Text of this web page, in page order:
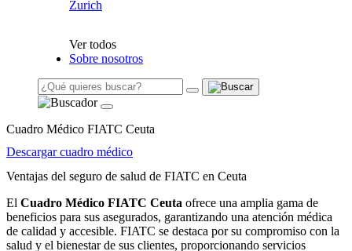
Zurich
Ver todos
Sobre nosotros
Cuadro Médico FIATC Ceuta
Descargar cuadro médico
Ventajas del seguro de salud de FIATC en Ceuta
El Cuadro Médico FIATC Ceuta ofrece una amplia gama de
beneficios para sus asegurados, garantizando una atención médica
de calidad y accesible. FIATC se destaca por su compromiso con la
salud y el bienestar de sus clientes, proporcionando servicios